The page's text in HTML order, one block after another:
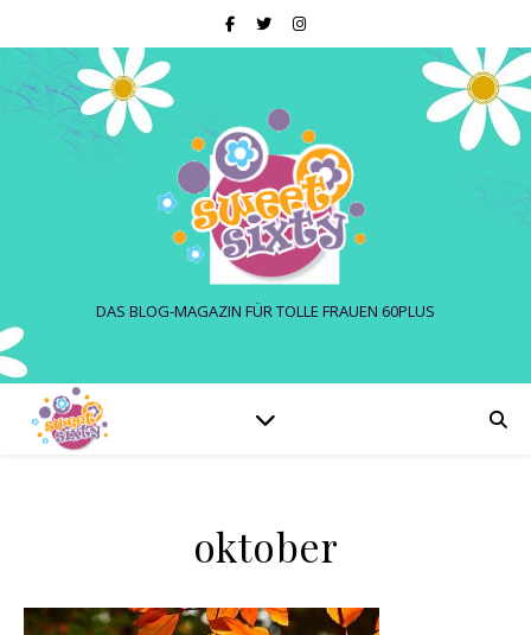
DAS BLOG-MAGAZIN FÜR TOLLE FRAUEN 60PLUS
oktober